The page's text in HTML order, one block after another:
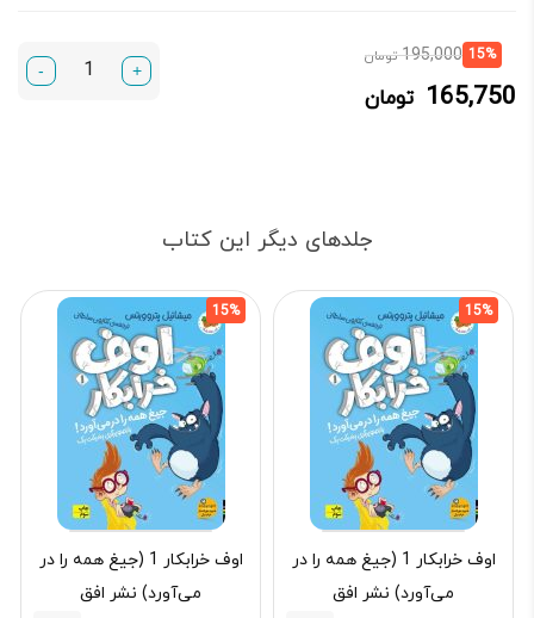
15%
195,000 تومانقیمت
165,750 تومان
قیمت
165,750 تومان.
+
-
جلدهای دیگر این کتاب
15%
اوف خرابکار 1 (جیغ همه را در
می‌آورد) نشر افق
15%
اوف خرابکار 1 (جیغ همه را در
می‌آورد) نشر افق